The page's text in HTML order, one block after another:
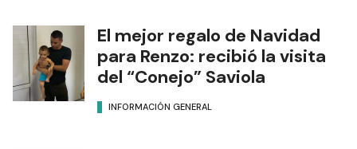
El mejor regalo de Navidad
para Renzo: recibió la visita
del “Conejo” Saviola
INFORMACIÓN GENERAL